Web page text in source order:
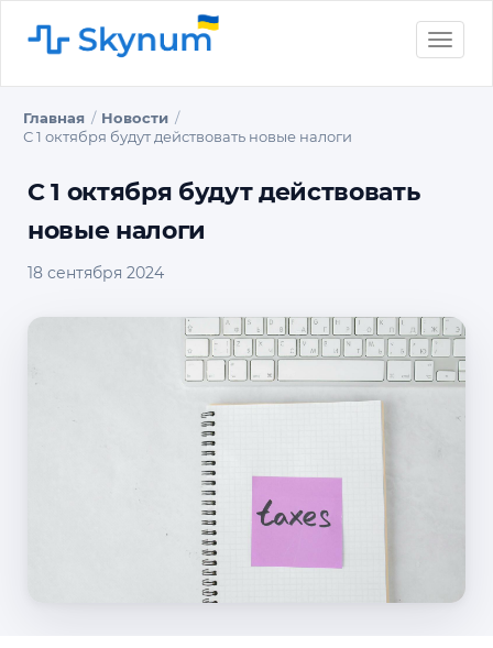
Toggle
Главная
Новости
С 1 октября будут действовать новые налоги
С 1 октября будут действовать
новые налоги
18 сентября 2024